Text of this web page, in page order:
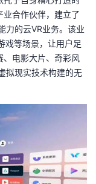
合作伙伴，建立了
力的云VR业务。该业
戏等场景，让用户足
电影大片、奇彩风
拟现实技术构建的无